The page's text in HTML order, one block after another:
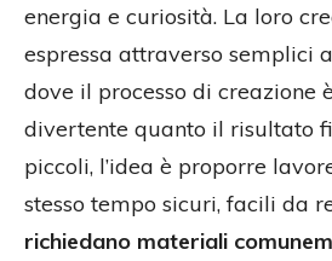
energia e curiosità. La loro
espressa attraverso semplici
dove il processo di creazione
divertente quanto il risultato
piccoli, l’idea è proporre
stesso tempo sicuri, facili da
richiedano materiali